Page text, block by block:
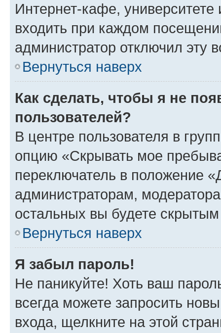
Интернет-кафе, университете
входить при каждом
администратор отключил эту
Вернуться наверх
Как сделать, чтобы я не
пользователей?
В центре пользователя в
опцию «Скрывать мое
переключатель в положение
администраторам,
остальных вы будете
Вернуться наверх
Я забыл пароль!
Не паникуйте! Хоть ваш
всегда можете запросить
входа, щелкните на этой